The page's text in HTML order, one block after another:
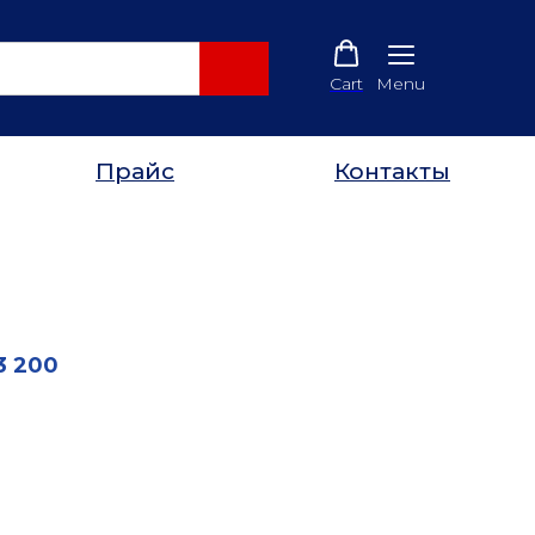
Cart Menu
Прайс Контакты
200